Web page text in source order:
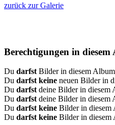
zurück zur Galerie
Berechtigungen in diesem
Du darfst Bilder in diesem Album
Du darfst keine neuen Bilder in
Du darfst deine Bilder in diesem
Du darfst deine Bilder in diesem
Du darfst keine Bilder in diesem
Du darfst keine Bilder in diesem